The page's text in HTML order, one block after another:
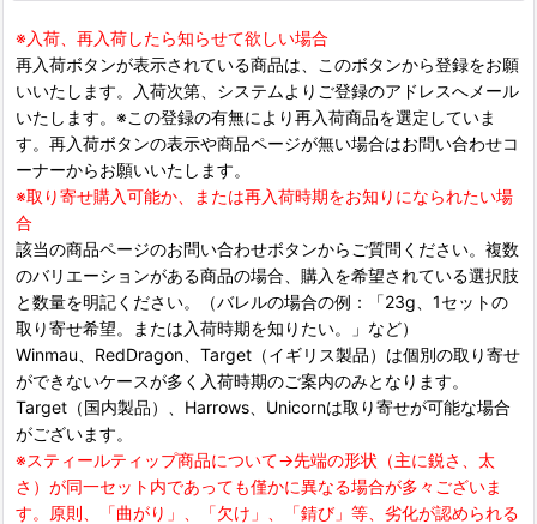
※入荷、再入荷したら知らせて欲しい場合
再入荷ボタンが表示されている商品は、このボタンから登録をお願
いいたします。入荷次第、システムよりご登録のアドレスへメール
いたします。※この登録の有無により再入荷商品を選定していま
す。再入荷ボタンの表示や商品ページが無い場合はお問い合わせコ
ーナーからお願いいたします。
※取り寄せ購入可能か、または再入荷時期をお知りになられたい場
合
該当の商品ページのお問い合わせボタンからご質問ください。複数
のバリエーションがある商品の場合、購入を希望されている選択肢
と数量を明記ください。（バレルの場合の例：「23g、1セットの
取り寄せ希望。または入荷時期を知りたい。」など）
Winmau、RedDragon、Target（イギリス製品）は個別の取り寄せ
ができないケースが多く入荷時期のご案内のみとなります。
Target（国内製品）、Harrows、Unicornは取り寄せが可能な場合
がございます。
※スティールティップ商品について→先端の形状（主に鋭さ、太
さ）が同一セット内であっても僅かに異なる場合が多々ございま
す。原則、「曲がり」、「欠け」、「錆び」等、劣化が認められる